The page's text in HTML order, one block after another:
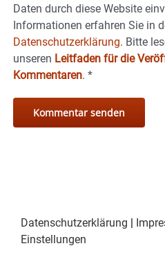
Daten durch diese Website
Informationen erfahren Sie in
Datenschutzerklärung. Bitte
unseren Leitfaden für die
Kommentaren. *
Datenschutzerklärung
Einstellungen